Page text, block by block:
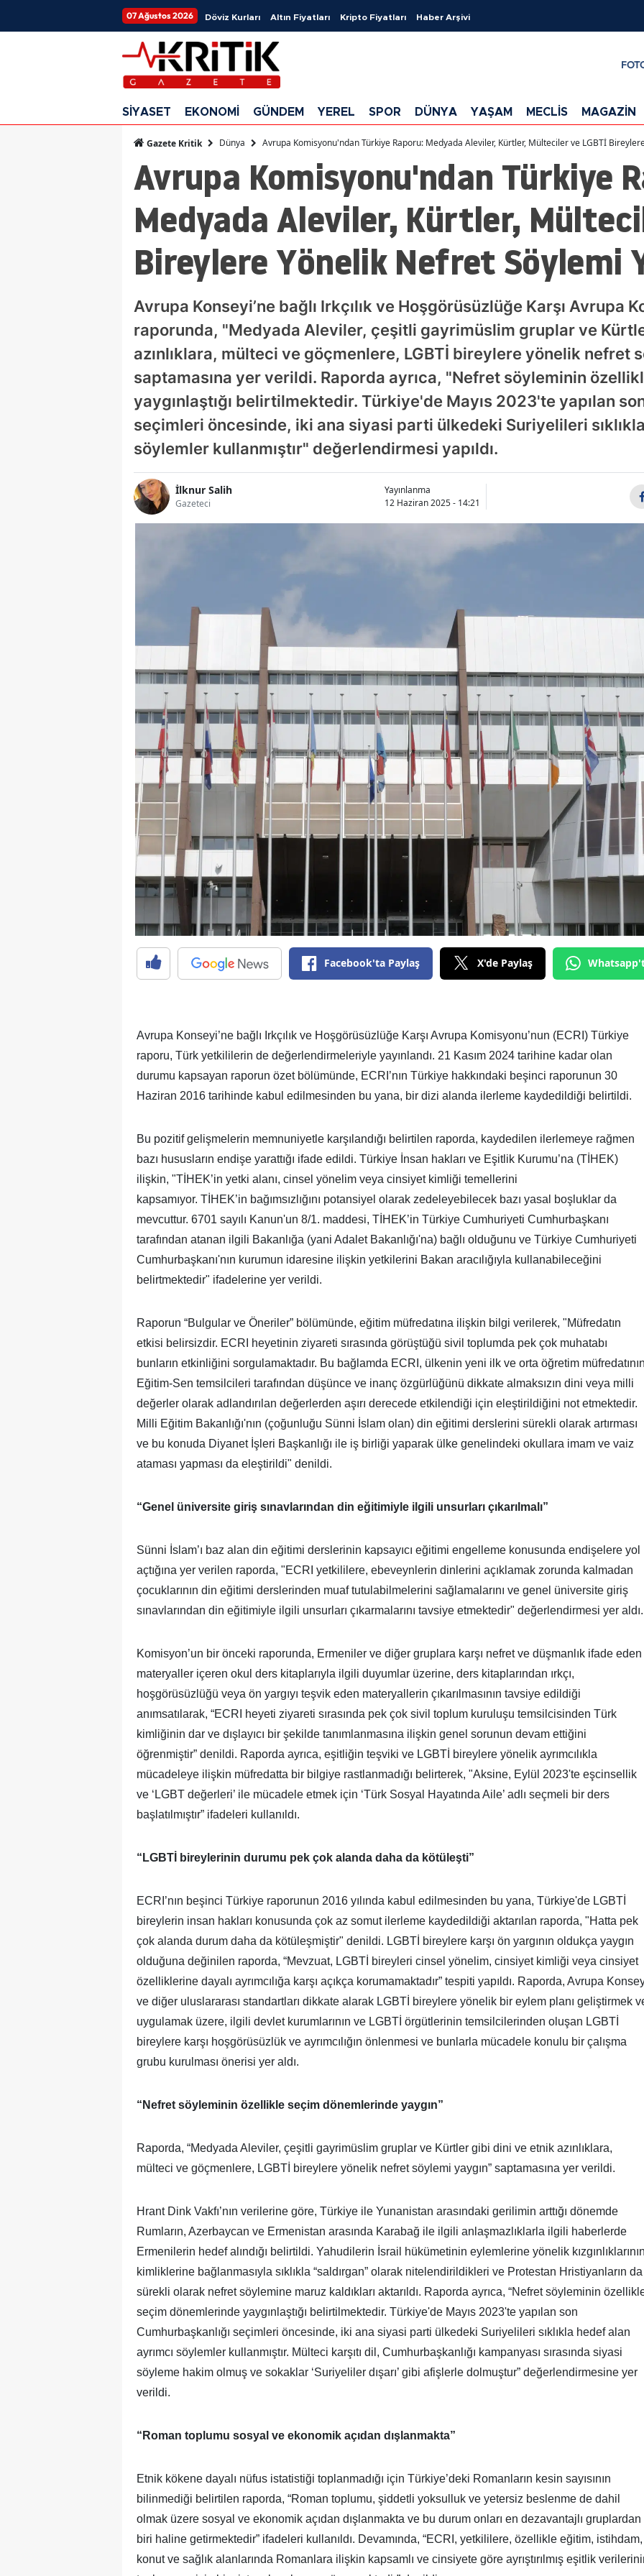
07 Ağustos 2026 Döviz Kurları Altın Fiyatları Kripto Fiyatları Haber Arşivi
SİYASET EKONOMİ GÜNDEM YEREL SPOR DÜNYA YAŞAM MECLİS MAGAZİN
Gazete Kritik Dünya Avrupa Komisyonu'ndan Türkiye Raporu: Medyada Aleviler, Kürtler, Mülteciler ve LGBTİ
Avrupa Komisyonu'ndan Türkiye
Medyada Aleviler, Kürtler,
Bireylere Yönelik Nefret Söylemi
Avrupa Konseyi’ne bağlı Irkçılık ve Hoşgörüsüzlüğe Karşı Avrupa
raporunda, "Medyada Aleviler, çeşitli gayrimüslim gruplar ve
azınlıklara, mülteci ve göçmenlere, LGBTİ bireylere yönelik nefret
saptamasına yer verildi. Raporda ayrıca, "Nefret söyleminin
yaygınlaştığı belirtilmektedir. Türkiye'de Mayıs 2023'te yapılan
seçimleri öncesinde, iki ana siyasi parti ülkedeki Suriyelileri
söylemler kullanmıştır" değerlendirmesi yapıldı.
İlknur Salih
Gazeteci
Yayınlanma
12 Haziran 2025 - 14:21
Facebook'ta Paylaş X'de Paylaş
Avrupa Konseyi’ne bağlı Irkçılık ve Hoşgörüsüzlüğe Karşı Avrupa Komisyonu’nun (ECRI) Türkiye
raporu, Türk yetkililerin de değerlendirmeleriyle yayınlandı. 21 Kasım 2024 tarihine kadar olan
durumu kapsayan raporun özet bölümünde, ECRI’nın Türkiye hakkındaki beşinci raporunun 30
Haziran 2016 tarihinde kabul edilmesinden bu yana, bir dizi alanda ilerleme kaydedildiği belirtildi.
Bu pozitif gelişmelerin memnuniyetle karşılandığı belirtilen raporda, kaydedilen ilerlemeye rağmen
bazı hususların endişe yarattığı ifade edildi. Türkiye İnsan hakları ve Eşitlik Kurumu’na (TİHEK)
ilişkin, "TİHEK’in yetki alanı, cinsel yönelim veya cinsiyet kimliği temellerini
kapsamıyor. TİHEK’in bağımsızlığını potansiyel olarak zedeleyebilecek bazı yasal boşluklar da
mevcuttur. 6701 sayılı Kanun'un 8/1. maddesi, TİHEK’in Türkiye Cumhuriyeti Cumhurbaşkanı
tarafından atanan ilgili Bakanlığa (yani Adalet Bakanlığı'na) bağlı olduğunu ve Türkiye Cumhuriyeti
Cumhurbaşkanı'nın kurumun idaresine ilişkin yetkilerini Bakan aracılığıyla kullanabileceğini
belirtmektedir" ifadelerine yer verildi.
Raporun “Bulgular ve Öneriler” bölümünde, eğitim müfredatına ilişkin bilgi verilerek, "Müfredatın
etkisi belirsizdir. ECRI heyetinin ziyareti sırasında görüştüğü sivil toplumda pek çok muhatabı
bunların etkinliğini sorgulamaktadır. Bu bağlamda ECRI, ülkenin yeni ilk ve orta öğretim
Eğitim-Sen temsilcileri tarafından düşünce ve inanç özgürlüğünü dikkate almaksızın dini veya milli
değerler olarak adlandırılan değerlerden aşırı derecede etkilendiği için eleştirildiğini not etmektedir.
Milli Eğitim Bakanlığı'nın (çoğunluğu Sünni İslam olan) din eğitimi derslerini sürekli olarak artırması
ve bu konuda Diyanet İşleri Başkanlığı ile iş birliği yaparak ülke genelindeki okullara imam ve vaiz
ataması yapması da eleştirildi" denildi.
“Genel üniversite giriş sınavlarından din eğitimiyle ilgili unsurları çıkarılmalı”
Sünni İslam’ı baz alan din eğitimi derslerinin kapsayıcı eğitimi engelleme konusunda endişelere yol
açtığına yer verilen raporda, "ECRI yetkililere, ebeveynlerin dinlerini açıklamak zorunda kalmadan
çocuklarının din eğitimi derslerinden muaf tutulabilmelerini sağlamalarını ve genel üniversite giriş
sınavlarından din eğitimiyle ilgili unsurları çıkarmalarını tavsiye etmektedir" değerlendirmesi yer
Komisyon’un bir önceki raporunda, Ermeniler ve diğer gruplara karşı nefret ve düşmanlık ifade eden
materyaller içeren okul ders kitaplarıyla ilgili duyumlar üzerine, ders kitaplarından ırkçı,
hoşgörüsüzlüğü veya ön yargıyı teşvik eden materyallerin çıkarılmasının tavsiye edildiği
anımsatılarak, “ECRI heyeti ziyareti sırasında pek çok sivil toplum kuruluşu temsilcisinden Türk
kimliğinin dar ve dışlayıcı bir şekilde tanımlanmasına ilişkin genel sorunun devam ettiğini
öğrenmiştir” denildi. Raporda ayrıca, eşitliğin teşviki ve LGBTİ bireylere yönelik ayrımcılıkla
mücadeleye ilişkin müfredatta bir bilgiye rastlanmadığı belirterek, "Aksine, Eylül 2023'te eşcinsellik
ve ‘LGBT değerleri’ ile mücadele etmek için ‘Türk Sosyal Hayatında Aile’ adlı seçmeli bir ders
başlatılmıştır” ifadeleri kullanıldı.
“LGBTİ bireylerinin durumu pek çok alanda daha da kötüleşti”
ECRI’nın beşinci Türkiye raporunun 2016 yılında kabul edilmesinden bu yana, Türkiye'de LGBTİ
bireylerin insan hakları konusunda çok az somut ilerleme kaydedildiği aktarılan raporda, "Hatta pek
çok alanda durum daha da kötüleşmiştir" denildi. LGBTİ bireylere karşı ön yargının oldukça yaygın
olduğuna değinilen raporda, “Mevzuat, LGBTİ bireyleri cinsel yönelim, cinsiyet kimliği veya cinsiyet
özelliklerine dayalı ayrımcılığa karşı açıkça korumamaktadır” tespiti yapıldı. Raporda, Avrupa
ve diğer uluslararası standartları dikkate alarak LGBTİ bireylere yönelik bir eylem planı geliştirmek
uygulamak üzere, ilgili devlet kurumlarının ve LGBTİ örgütlerinin temsilcilerinden oluşan LGBTİ
bireylere karşı hoşgörüsüzlük ve ayrımcılığın önlenmesi ve bunlarla mücadele konulu bir çalışma
grubu kurulması önerisi yer aldı.
“Nefret söyleminin özellikle seçim dönemlerinde yaygın”
Raporda, “Medyada Aleviler, çeşitli gayrimüslim gruplar ve Kürtler gibi dini ve etnik azınlıklara,
mülteci ve göçmenlere, LGBTİ bireylere yönelik nefret söylemi yaygın” saptamasına yer verildi.
Hrant Dink Vakfı’nın verilerine göre, Türkiye ile Yunanistan arasındaki gerilimin arttığı dönemde
Rumların, Azerbaycan ve Ermenistan arasında Karabağ ile ilgili anlaşmazlıklarla ilgili haberlerde
Ermenilerin hedef alındığı belirtildi. Yahudilerin İsrail hükümetinin eylemlerine yönelik
kimliklerine bağlanmasıyla sıklıkla “saldırgan” olarak nitelendirildikleri ve Protestan Hristiyanların da
sürekli olarak nefret söylemine maruz kaldıkları aktarıldı. Raporda ayrıca, “Nefret söyleminin
seçim dönemlerinde yaygınlaştığı belirtilmektedir. Türkiye'de Mayıs 2023'te yapılan son
Cumhurbaşkanlığı seçimleri öncesinde, iki ana siyasi parti ülkedeki Suriyelileri sıklıkla hedef alan
ayrımcı söylemler kullanmıştır. Mülteci karşıtı dil, Cumhurbaşkanlığı kampanyası sırasında siyasi
söyleme hakim olmuş ve sokaklar ‘Suriyeliler dışarı’ gibi afişlerle dolmuştur” değerlendirmesine yer
verildi.
“Roman toplumu sosyal ve ekonomik açıdan dışlanmakta”
Etnik kökene dayalı nüfus istatistiği toplanmadığı için Türkiye’deki Romanların kesin sayısının
bilinmediği belirtilen raporda, “Roman toplumu, şiddetli yoksulluk ve yetersiz beslenme de dahil
olmak üzere sosyal ve ekonomik açıdan dışlanmakta ve bu durum onları en dezavantajlı gruplardan
biri haline getirmektedir” ifadeleri kullanıldı. Devamında, “ECRI, yetkililere, özellikle eğitim, istihdam,
konut ve sağlık alanlarında Romanlara ilişkin kapsamlı ve cinsiyete göre ayrıştırılmış eşitlik